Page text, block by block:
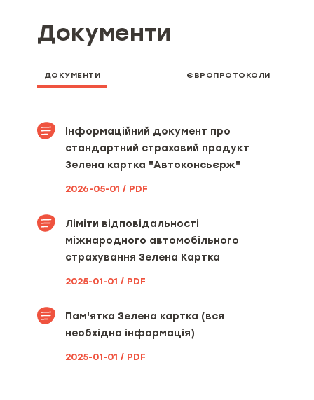
Документи
ДОКУМЕНТИ ЄВРОПРОТОКОЛИ
Інформаційний документ про
стандартний страховий продукт
Зелена картка "Автоконсьєрж"
2026-05-01 / PDF
Ліміти відповідальності
міжнародного автомобільного
страхування Зелена Картка
2025-01-01 / PDF
Пам'ятка Зелена картка (вся
необхідна інформація)
2025-01-01 / PDF